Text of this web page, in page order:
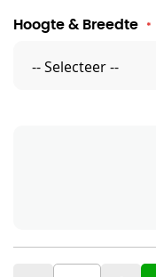
Hoogte & Breedte